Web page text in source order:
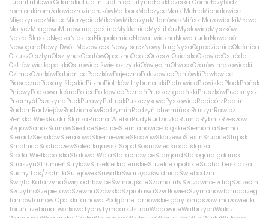
LubinLublewo GdańskieLublinLubliniecLutyniaŁaskŁaziska GórnełazyŁódź
ŁomiankiŁomżałowiczŁozinałukówMalborkMalczyceMarkiMełnoMichałowice
MiędzyrzeczMielecMierzęciceMikołówMikorzynMilanówekMińsk MazowieckiMława
MotyczMrągowoMurowana goślinaMyśleniceMyślibórzMysłowiceMyszków
Nakło ŚląskieNędzaNidzicaNiepołomiceNowa IwicznaNowa rudaNowa sól
NowogardNowy Dwór MazowieckiNowy sączNowy targNysaOgrodzieniecOleśnica
OlkuszOlsztynOlsztynekOpatówOpocznoOpoleOrzeszeOsielskoOsowiecOstróda
Ostrów wielkopolskiOstrowiec świętokrzyskiOświęcimOtwockOżarów mazowiecki
OzimekOzorkówPabianicePaczkówPajęcznoPalczowicePaniówkiPawłowice
PiasecznoPiekary śląskiePilznoPiotrków trybunalskiPiotrowicePlewiskaPłockPłońsk
PniewyPodkowa leśnaPolicePolkowicePoznańPruszcz gdańskiPruszkówPrzasnysz
PrzemyślPszczynaPuckPuławyPułtuskPuszczykowoPyskowiceRacibórzRadlin
RadomRadziejówRadzionkówRadzyminRadzyń chełmińskiRaszynRawicz
Reńska WieśRuda ŚląskaRudna WielkaRudyRudziczkaRumiaRybnikRzeszów
RzgówSanokSarnówSiedlceSiedliceSiemianowice śląskieSiemoniaSienno
SieradzSierakówSierakowoSkierniewiceSkoczówSkórzewoŚlesinSłubiceSłupsk
SmolnicaSochaczewSolec kujawskiSopotSosnowiecśroda śląska
Środa WielkopolskaStalowa WolaStarachowiceStargardStarogard gdański
StraszynStrumieńStrykówStrzelce krajeńskieStrzelce opolskieSucha beskidzka
Suchy Las/ZłotnikiSulejówekSuwałkiSwarzędzświdnicaŚwiebodzin
Święta KatarzynaŚwiętochłowiceŚwinoujścieSzamotułySzczawno-zdrójSzczecin
SzczytnoSzepietowoSzewnaSzówskoSzprotawaSzydłowiecSzymanówTarnobrzeg
TarnówTarnów OpolskiTarnowo PodgórneTarnowskie góryTomaszów mazowiecki
ToruńTrzebiniaTworkowaTychyTymbarkUstrońWadowiceWałbrzychWałcz